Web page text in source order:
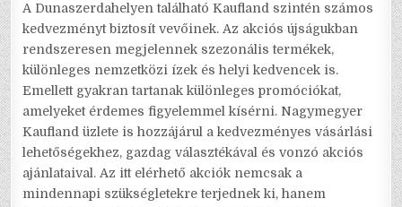
A Dunaszerdahelyen található Kaufland szintén számos
kedvezményt biztosít vevőinek. Az akciós újságukban
rendszeresen megjelennek szezonális termékek,
különleges nemzetközi ízek és helyi kedvencek is.
Emellett gyakran tartanak különleges promóciókat,
amelyeket érdemes figyelemmel kísérni. Nagymegyer
Kaufland üzlete is hozzájárul a kedvezményes vásárlási
lehetőségekhez, gazdag választékával és vonzó akciós
ajánlataival. Az itt elérhető akciók nemcsak a
mindennapi szükségletekre terjednek ki, hanem